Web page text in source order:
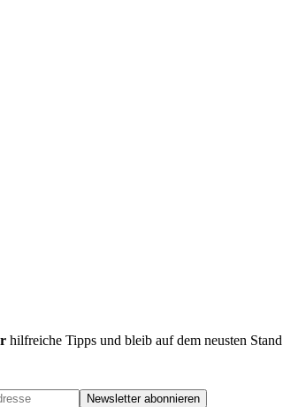
hilfreiche Tipps und bleib auf dem neusten
Newsletter abonnieren